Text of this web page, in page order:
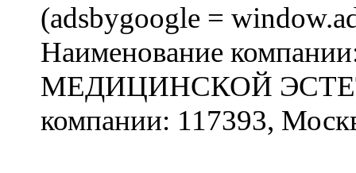
(adsbygoogle =
Наименование
МЕДИЦИНСКОЙ
компании: 117393,